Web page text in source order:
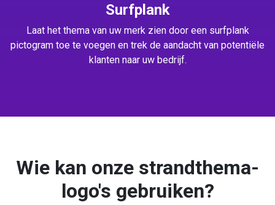
Surfplank
Laat het thema van uw merk zien door een surfplank
pictogram toe te voegen en trek de aandacht van potentiële
klanten naar uw bedrijf.
Wie kan onze strandthema-
logo's gebruiken?